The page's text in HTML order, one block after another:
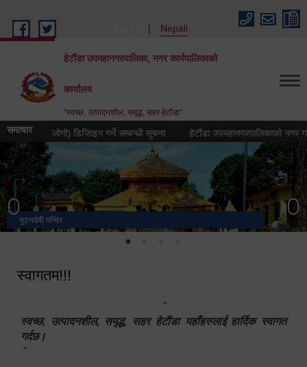
Nepali
हेटौंडा उपमहानगरपालिका, नगर कार्यपालिकाको
कार्यालय
"स्वच्छ, उत्पादनशील, समृद्ध, सहर हेटौंडा"
समाचार(लोगो) डिजिाइन गर्ने सम्बन्धी सूचना हेटौंडा उपमहानगरपालिकाको नगर गान
भुटनदेवी मन्दिर
स्मारक
हेटौंडा उपमहानगरपालिका नगर कार्यपालिकाको कार्यालय
मनकामना डाँडाबाट देखिएको दृश्य
स्वागतम!!!
"
स्वच्छ, उत्पादनशील, समृद्ध, सहर हेटौंडा यहाँहरुलाई हार्दिक स्वागत
गर्दछ।
"